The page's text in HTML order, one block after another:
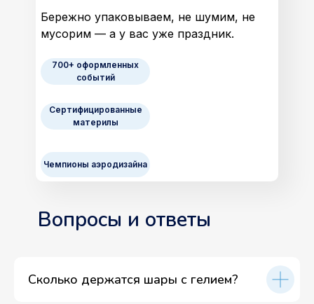
Бережно упаковываем, не шумим, не
мусорим — а у вас уже праздник.
Чемпионы аэродизайна
Сертифицированные
материлы
700+ оформленных
событий
Вопросы и ответы
Сколько держатся шары с гелием?